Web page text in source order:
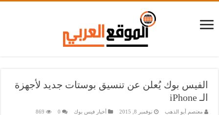
الفيس بوك يُعلن عن تنسيق بوستات جديد لأجهزة
الـ iPhone
معتصم أبو الذهب نوفمبر 8, 2015 أخبار فيس بوك 0
869